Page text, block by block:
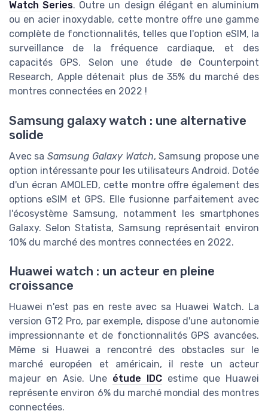
Watch Series. Outre un design élégant en aluminium
ou en acier inoxydable, cette montre offre une gamme
complète de fonctionnalités, telles que l'option eSIM, la
surveillance de la fréquence cardiaque, et des
capacités GPS. Selon une étude de Counterpoint
Research, Apple détenait plus de 35% du marché des
montres connectées en 2022 !
Samsung galaxy watch : une alternative
solide
Avec sa Samsung Galaxy Watch, Samsung propose une
option intéressante pour les utilisateurs Android. Dotée
d'un écran AMOLED, cette montre offre également des
options eSIM et GPS. Elle fusionne parfaitement avec
l'écosystème Samsung, notamment les smartphones
Galaxy. Selon Statista, Samsung représentait environ
10% du marché des montres connectées en 2022.
Huawei watch : un acteur en pleine
croissance
Huawei n'est pas en reste avec sa Huawei Watch. La
version GT2 Pro, par exemple, dispose d'une autonomie
impressionnante et de fonctionnalités GPS avancées.
Même si Huawei a rencontré des obstacles sur le
marché européen et américain, il reste un acteur
majeur en Asie. Une étude IDCestime que Huawei
représente environ 6% du marché mondial des montres
connectées.